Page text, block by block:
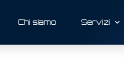
Chi siamo Servizi